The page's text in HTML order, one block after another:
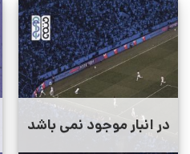
در انبار موجود نمی باشد